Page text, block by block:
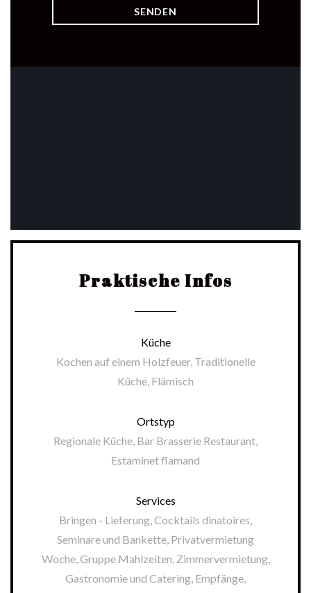
Praktische Infos
Küche
Kochen auf einem Holzfeuer, Traditionelle
Küche, Flämisch
Ortstyp
Regionale Küche, Bar Brasserie Restaurant,
Estaminet flamand
Services
Bringen - Lieferung, Cocktails dinatoires,
Seminare und Bankette, Privatvermietung
Woche, Gruppe Mahlzeiten, Zimmervermietung,
Gastronomie und Catering, Empfänge,